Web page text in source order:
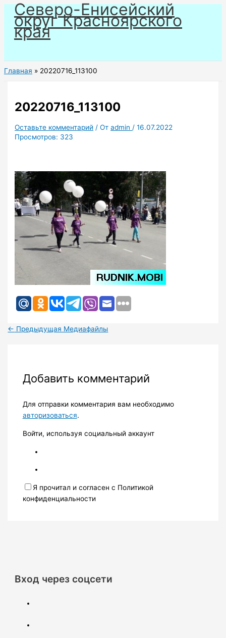
Перейти
содержимому
Северо-Енисейский
округ Красноярского
края
Главная 20220716_113100
20220716_113100
Оставьте комментарий / Отadmin /16.07.2022
Просмотров: 323
← Предыдущая Медиафайлы
Добавить комментарий
Для отправки комментария вам необходимо
авторизоваться.
Войти, используя социальный аккаунт
Я прочитал и согласен с Политикой
конфиденциальности
Вход через соцсети